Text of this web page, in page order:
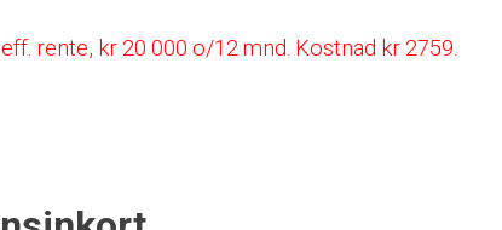
rente, kr 20 000 o/12 mnd. Kostnad kr 2759.